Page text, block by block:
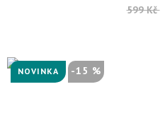
599 Kč
NOVINKA -15 %